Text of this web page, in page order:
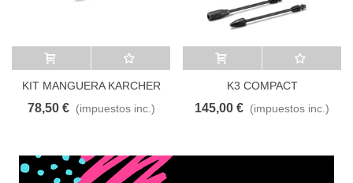
Añadir al carrito A lista de deseos
KIT MANGUERA KARCHER
7,5M + PISTOLA
78,50 € (impuestos inc.)
Añadir al carrito A lista de deseos
K3 COMPACT
HIDROLIMPIADORA
KARCHER
145,00 € (impuestos inc.)